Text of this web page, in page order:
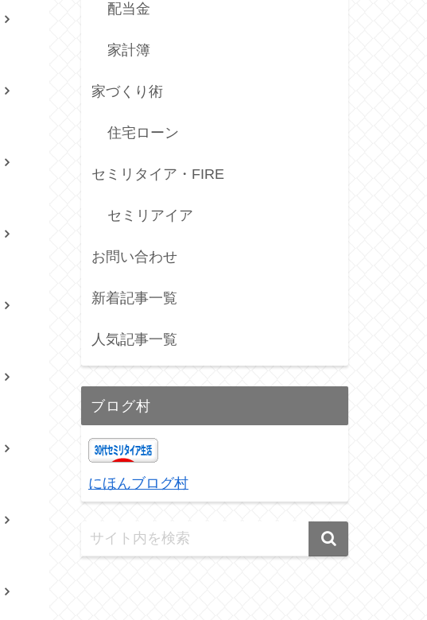
配当金
家計簿
家づくり術
住宅ローン
セミリタイア・FIRE
セミリアイア
お問い合わせ
新着記事一覧
人気記事一覧
ブログ村
にほんブログ村